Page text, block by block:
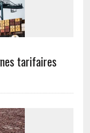
tarifaires